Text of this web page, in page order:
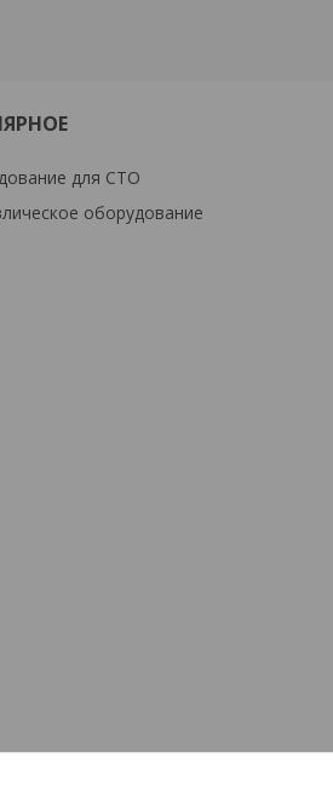
для СТО
оборудование